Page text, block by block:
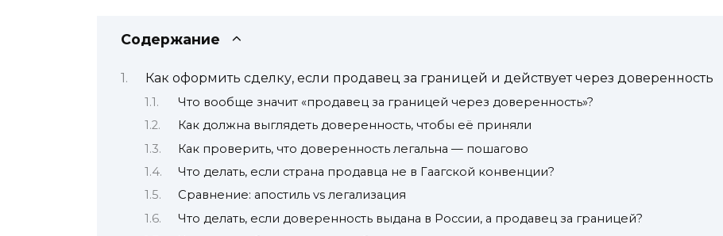
Содержание
Как оформить сделку, если продавец за границей и действует через доверенность
Что вообще значит «продавец за границей через доверенность»?
Как должна выглядеть доверенность, чтобы её приняли
Как проверить, что доверенность легальна — пошагово
Что делать, если страна продавца не в Гаагской конвенции?
Сравнение: апостиль vs легализация
Что делать, если доверенность выдана в России, а продавец за границей?